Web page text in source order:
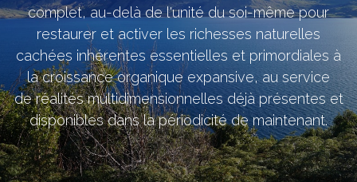
complet, au-delà de l'unité du soi-même pour
restaurer et activer les richesses naturelles
cachées inhérentes essentielles et primordiales à
la croissance organique expansive, au service
de réalités multidimensionnelles déjà présentes et
disponibles dans la périodicité de maintenant.